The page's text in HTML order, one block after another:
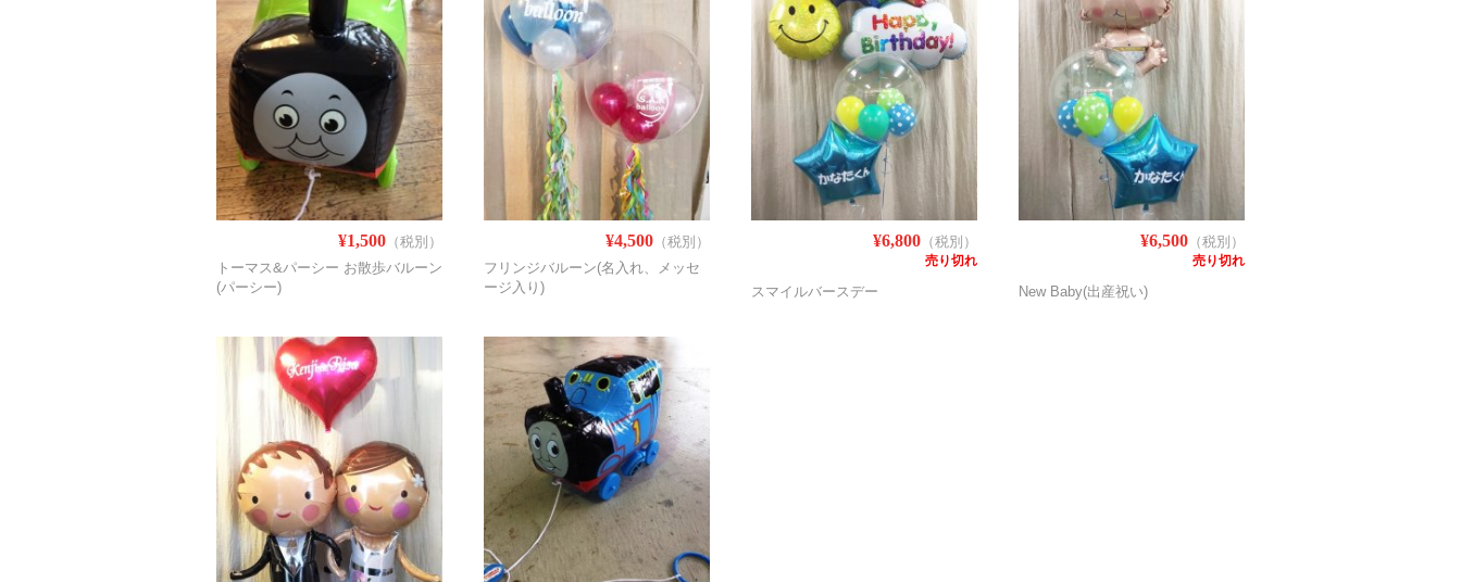
¥1,500 （税別）
トーマス&パーシー お散歩バルーン
(パーシー)
¥4,500 （税別）
フリンジバルーン(名入れ、メッセ
ージ入り)
¥6,800 （税別）
売り切れ
スマイルバースデー
¥6,500 （税別）
売り切れ
New Baby(出産祝い)